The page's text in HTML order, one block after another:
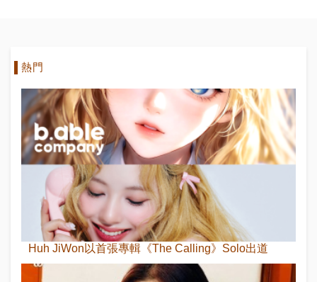
熱門
Huh JiWon以首張專輯《The Calling》Solo出道